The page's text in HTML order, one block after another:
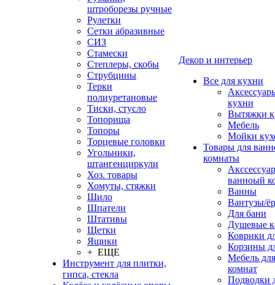
штроборезы ручные
Рулетки
Сетки абразивные
СИЗ
Стамески
Степлеры, скобы
Струбцины
Терки
полиуретановые
Тиски, стусло
Топорища
Топоры
Торцевые головки
Угольники,
штангенциркули
Хоз. товары
Хомуты, стяжки
Шило
Шпатели
Штативы
Щетки
Ящики
+ ЕЩЕ
Инструмент для плитки,
гипса, стекла
Декор и интерьер
Все для кухни
кухни
Вытяжки
Мебель
Мойки
Товары для
комнаты
ванноый
Ванны
Вантузы/
Для бани
Душевые
Коврики
Корзины
Мебель
комнат
Подводки